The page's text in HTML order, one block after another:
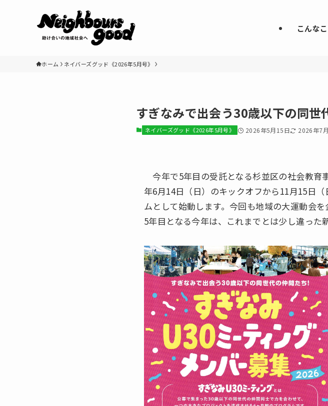
こんな
ホーム ネイバーズグッド《2026年5月号》
すぎなみで出会う30歳以下の同世
ネイバーズグッド《2026年5月号》 2026年5月15日 2026年7
今年で5年目の受託となる杉並区の社会教育
年6月14日（日）のキックオフから11月15日
ムとして始動します。今回も地域の大運動会
5年目となる今年は、これまでとは少し違った